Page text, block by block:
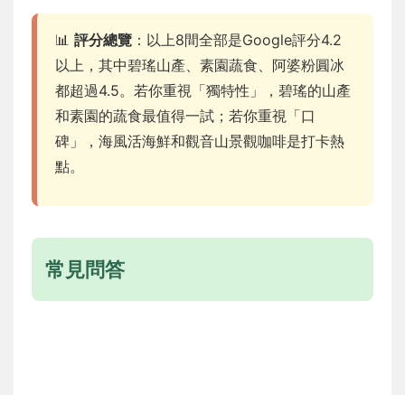
📊 評分總覽 ：以上8間全部是Google評分4.2
以上，其中碧瑤山產、素園蔬食、阿婆粉圓冰
都超過4.5。若你重視「獨特性」，碧瑤的山產
和素園的蔬食最值得一試；若你重視「口
碑」，海風活海鮮和觀音山景觀咖啡是打卡熱
點。
常見問答